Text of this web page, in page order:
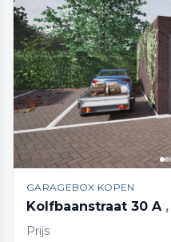
GARAGEBOX KOPEN
Kolfbaanstraat 30 A
Prijs